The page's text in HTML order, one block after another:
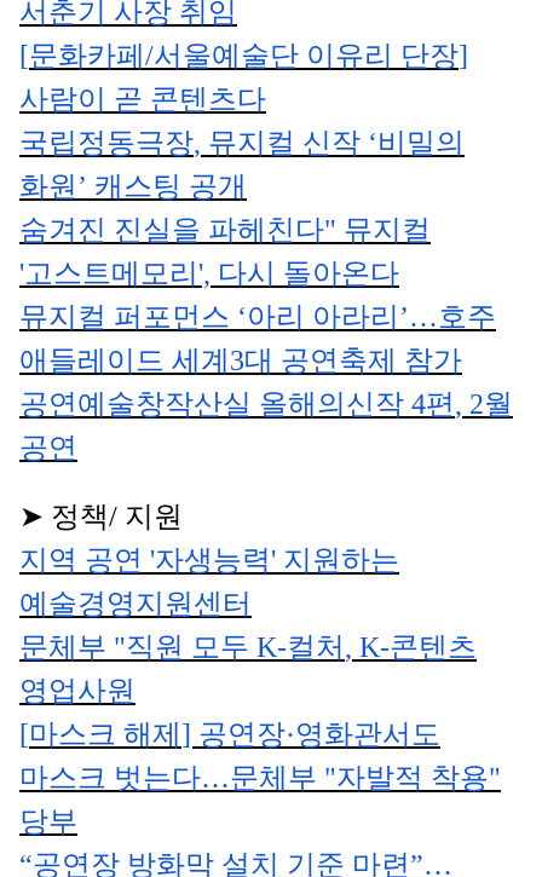
서춘기 사장 취임
[문화카페/서울예술단 이유리 단장]
사람이 곧 콘텐츠다
국립정동극장, 뮤지컬 신작 ‘비밀의
화원 ’ 캐스팅 공개
숨겨진 진실을 파헤친다" 뮤지컬
'고스트메모리 ', 다시 돌아온다
뮤지컬 퍼포먼스 ‘아리 아라리 ’…호주
애들레이드 세계 3대 공연축제 참가
공연예술창작산실 올해의신작 4편, 2월
공연
➤ 정책/ 지원
지역 공연 '자생능력' 지원하는
예술경영지원센터
문체부 "직원 모두 K-컬처 , K-콘텐츠
영업사원
[마스크 해제 ] 공연장·영화관서도
마스크 벗는다…문체부 "자발적 착용"
당부
“공연장 방화막 설치 기준 마련”…